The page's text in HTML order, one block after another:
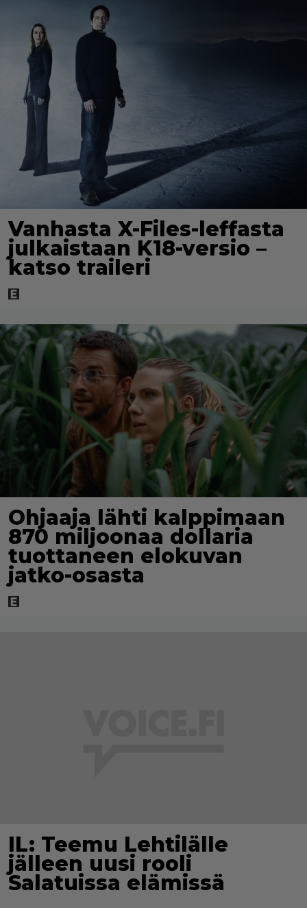
Vanhasta X-Files-leffasta
julkaistaan K18-versio –
katso traileri
Ohjaaja lähti kalppimaan
870 miljoonaa dollaria
tuottaneen elokuvan
jatko-osasta
IL: Teemu Lehtilälle
jälleen uusi rooli
Salatuissa elämissä